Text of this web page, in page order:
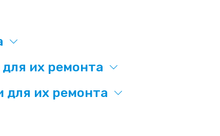
их ремонта
для их ремонта